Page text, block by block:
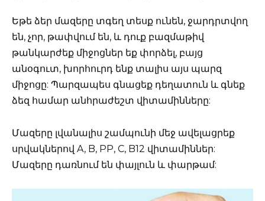
Եթե ձեր մազերը տգեղ տեսք ունեն, ջարդրտվող
են, չոր, թափվում են, և դուք բազմաթիվ
թանկարժեք միջոցներ եք փորձել, բայց
անօգուտ, խորհուրդ ենք տալիս այս պարզ
միջոցը: Պարզապես գնացեք դեղատուն և գնեք
ձեզ համար անհրաժեշտ վիտամինները:
Մազերը լվանալիս շամպունի մեջ ավելացրեք
սրվակներով A, B, PP, C, B12 վիտամիններ:
Մազերը դառնում են փայլուն և փարթամ: